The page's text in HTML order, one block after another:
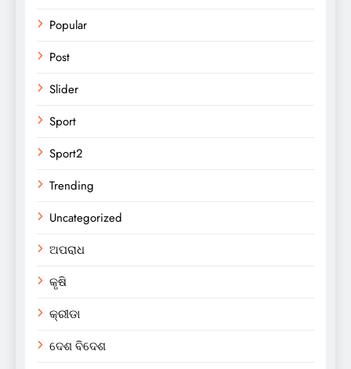
Popular
Post
Slider
Sport
Sport2
Trending
Uncategorized
ଅପରାଧ
କୃଷି
କ୍ରୀଡା
ଦେଶ ବିଦେଶ